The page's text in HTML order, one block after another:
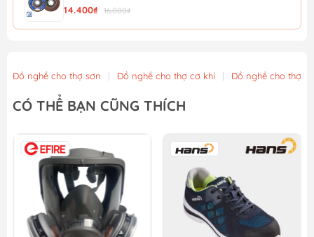
14.400₫ 16.000₫
Đá mài kim loại 115x6x22.2mm WadFow WAC1347
13.500₫
Nhám xếp P40 - 100mm Total TAC6310040
13.500₫ 15.000₫
Đồ nghề cho thợ sơn | Đồ nghề cho thợ cơ khí | Đồ nghề cho thợ
CÓ THỂ BẠN CŨNG THÍCH